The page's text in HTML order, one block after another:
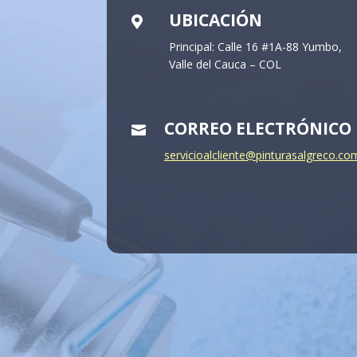
 UBICACIÓN
Principal: Calle 16 #1A-88 Yumbo,
Valle del Cauca – COL
 CORREO ELECTRÓNICO